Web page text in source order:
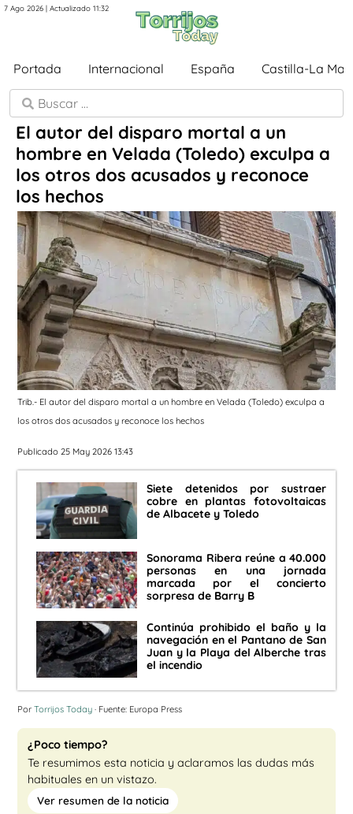
7 Ago 2026 | Actualizado 11:32
Portada Internacional España Castilla-La
El autor del disparo mortal a un
hombre en Velada (Toledo) exculpa a
los otros dos acusados y reconoce
los hechos
Trib.- El autor del disparo mortal a un hombre en Velada (Toledo) exculpa a
los otros dos acusados y reconoce los hechos
Publicado 25 May 2026 13:43
Siete detenidos por sustraer
cobre en plantas fotovoltaicas
de Albacete y Toledo
Sonorama Ribera reúne a 40.000
personas en una jornada
marcada por el concierto
sorpresa de Barry B
Continúa prohibido el baño y la
navegación en el Pantano de San
Juan y la Playa del Alberche tras
el incendio
Por Torrijos Today · Fuente: Europa Press
¿Poco tiempo?
Te resumimos esta noticia y aclaramos las dudas más
habituales en un vistazo.
Ver resumen de la noticia